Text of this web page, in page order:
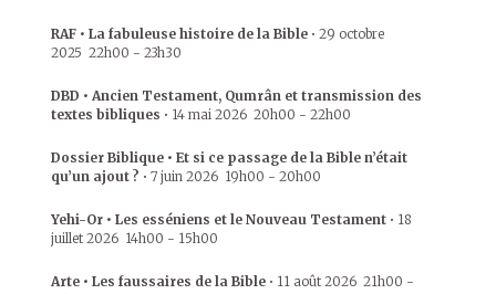
RAF • La fabuleuse histoire de la Bible • 29 octobre
2025 22h00 - 23h30
DBD • Ancien Testament, Qumrân et transmission des
textes bibliques • 14 mai 2026 20h00 - 22h00
Dossier Biblique • Et si ce passage de la Bible n’était
qu’un ajout ? • 7 juin 2026 19h00 - 20h00
Yehi-Or • Les esséniens et le Nouveau Testament • 18
juillet 2026 14h00 - 15h00
Arte • Les faussaires de la Bible • 11 août 2026 21h00 -